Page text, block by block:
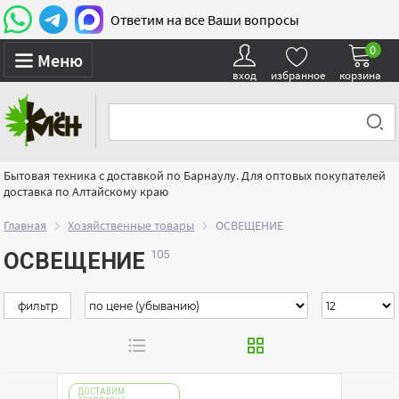
Ответим на все Ваши вопросы
Меню
вход избранное корзина
0
Бытовая техника с доставкой по Барнаулу. Для оптовых покупателей
доставка по Алтайскому краю
Главная Хозяйственные товары ОСВЕЩЕНИЕ
ОСВЕЩЕНИЕ
фильтр
ДОСТАВИМ